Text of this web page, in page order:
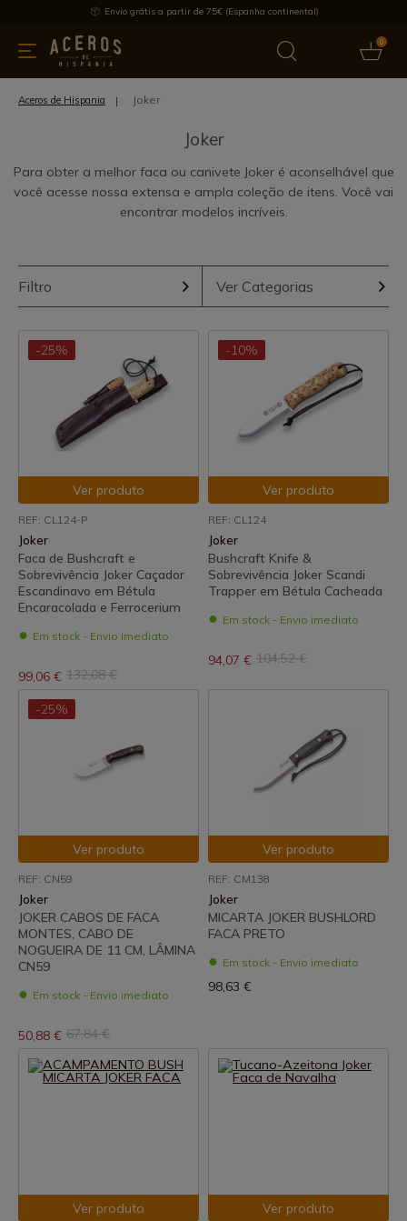
Envio grátis a partir de 75€ (Espanha continental)
0
& Utensílios de cozinha Oferece Últimas notícias
Aceros de Hispania Joker
Joker
Para obter a melhor faca ou canivete Joker é aconselhável que
você acesse nossa extensa e ampla coleção de itens. Você vai
encontrar modelos incríveis.
Filtro Ver Categorias
-25%
Ver produto
REF: CL124-P
Joker
Faca de Bushcraft e
Sobrevivência Joker Caçador
Escandinavo em Bétula
Encaracolada e Ferrocerium
Em stock - Envio imediato
99,06 € 132,08 €
-10%
Ver produto
REF: CL124
Joker
Bushcraft Knife &
Sobrevivência Joker Scandi
Trapper em Bétula Cacheada
Em stock - Envio imediato
94,07 € 104,52 €
-25%
Ver produto
REF: CN59
Joker
JOKER CABOS DE FACA
MONTES, CABO DE
NOGUEIRA DE 11 CM, LÂMINA
CN59
Em stock - Envio imediato
50,88 € 67,84 €
Ver produto
REF: CM138
Joker
MICARTA JOKER BUSHLORD
FACA PRETO
Em stock - Envio imediato
98,63 €
Ver produto Ver produto